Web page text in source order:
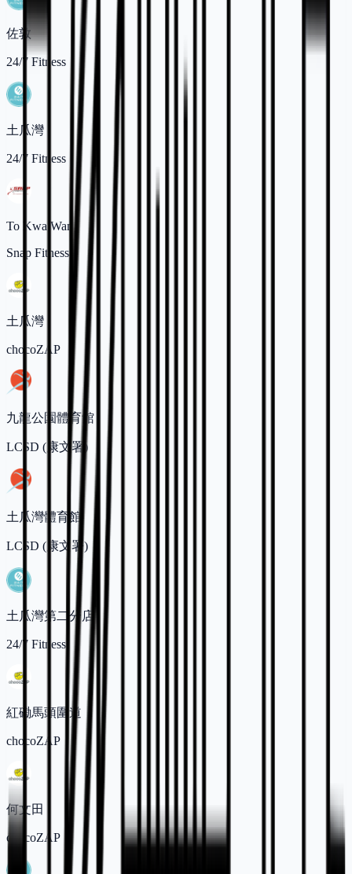
佐敦
24/7 Fitness
土瓜灣
24/7 Fitness
To Kwa Wan
Snap Fitness
土瓜灣
chocoZAP
九龍公園體育館
LCSD (康文署)
土瓜灣體育館
LCSD (康文署)
土瓜灣第二分店
24/7 Fitness
紅磡馬頭圍道
chocoZAP
何文田
chocoZAP